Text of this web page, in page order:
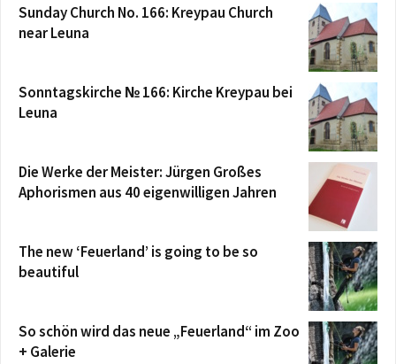
Sunday Church No. 166: Kreypau Church
near Leuna
Sonntagskirche № 166: Kirche Kreypau bei
Leuna
Die Werke der Meister: Jürgen Großes
Aphorismen aus 40 eigenwilligen Jahren
The new ‘Feuerland’ is going to be so
beautiful
So schön wird das neue „Feuerland“ im Zoo
+ Galerie